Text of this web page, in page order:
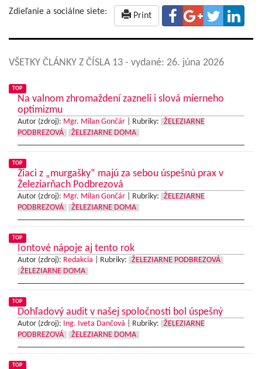
Zdieľanie a sociálne siete: Print
VŠETKY ČLÁNKY Z ČÍSLA 13 - vydané: 26. júna 2026
TOP
Na valnom zhromaždení zazneli i slová mierneho
optimizmu
Autor (zdroj): Mgr. Milan Gončár Rubriky:
ŽELEZIARNE
PODBREZOVÁ
ŽELEZIARNE DOMA
TOP
Žiaci z „murgašky“ majú za sebou úspešnú prax v
Železiarňach Podbrezová
Autor (zdroj): Mgr. Milan Gončár Rubriky:
ŽELEZIARNE
PODBREZOVÁ
ŽELEZIARNE DOMA
TOP
Iontové nápoje aj tento rok
Autor (zdroj): Redakcia Rubriky:
ŽELEZIARNE PODBREZOVÁ
ŽELEZIARNE DOMA
TOP
Dohľadový audit v našej spoločnosti bol úspešný
Autor (zdroj): Ing. Iveta Dančová Rubriky:
ŽELEZIARNE
PODBREZOVÁ
ŽELEZIARNE DOMA
TOP